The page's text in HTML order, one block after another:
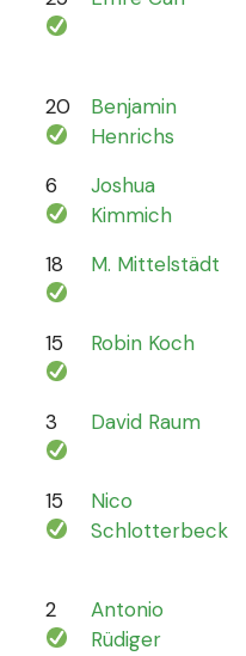
20
Benjamin
Henrichs
6
Joshua
Kimmich
18 M. Mittelstädt
15 Robin Koch
3 David Raum
15
Nico
Schlotterbeck
2
Antonio
Rüdiger